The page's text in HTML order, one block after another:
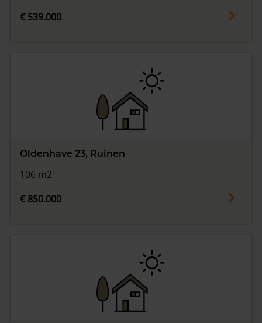
€ 539.000
Oldenhave 23, Ruinen
106 m2
€ 850.000